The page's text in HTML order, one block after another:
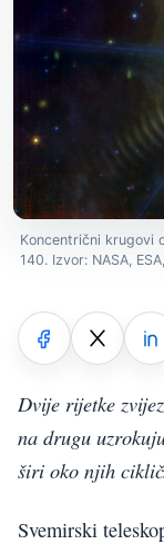
Koncentrični krugovi
140. Izvor: NASA,
Dvije rijetke
na drugu
širi oko njih
Svemirski